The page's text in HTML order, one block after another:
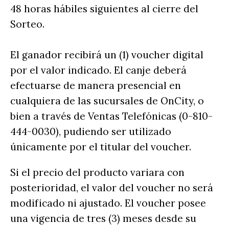
48 horas hábiles siguientes al cierre del
Sorteo.
El ganador recibirá un (1) voucher digital
por el valor indicado. El canje deberá
efectuarse de manera presencial en
cualquiera de las sucursales de OnCity, o
bien a través de Ventas Telefónicas (0-810-
444-0030), pudiendo ser utilizado
únicamente por el titular del voucher.
Si el precio del producto variara con
posterioridad, el valor del voucher no será
modificado ni ajustado. El voucher posee
una vigencia de tres (3) meses desde su